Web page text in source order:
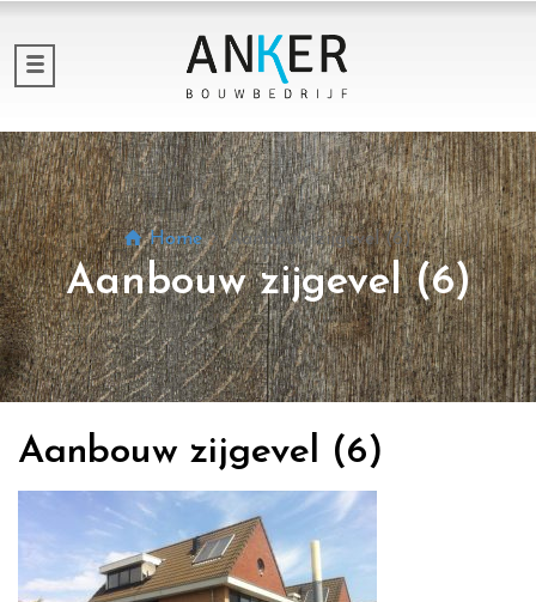
Home Aanbouw zijgevel (6)
Aanbouw zijgevel (6)
Aanbouw zijgevel (6)